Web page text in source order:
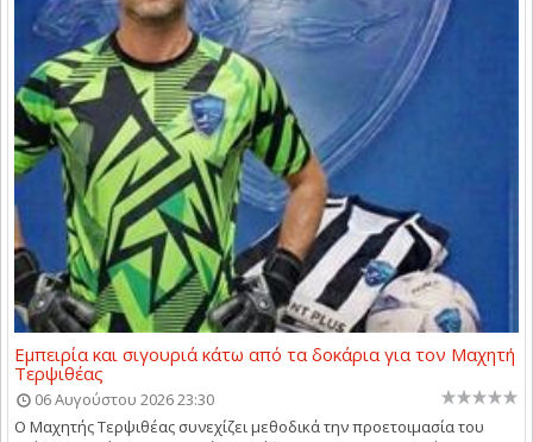
Εμπειρία και σιγουριά κάτω από τα δοκάρια για τον Μαχητή
Τερψιθέας
06 Αυγούστου 2026 23:30
Ο Μαχητής Τερψιθέας συνεχίζει μεθοδικά την προετοιμασία του